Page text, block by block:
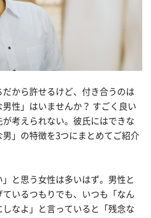
から許せるけど、付き合うのは
性」はいませんか？ すごく良い
が考えられない。彼氏にはできな
」の特徴を3つにまとめてご紹介
」と思う女性は多いはず。男性と
いるつもりでも、いつも「なん
なよ」と言っていると「残念な